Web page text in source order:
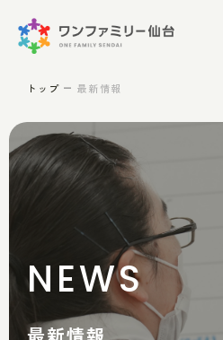
トップ 最新情報
NEWS
最新情報